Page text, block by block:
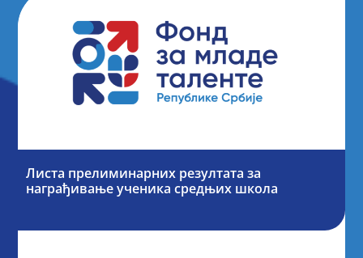
Листа прелиминарних резултата за
награђивање ученика средњих школа